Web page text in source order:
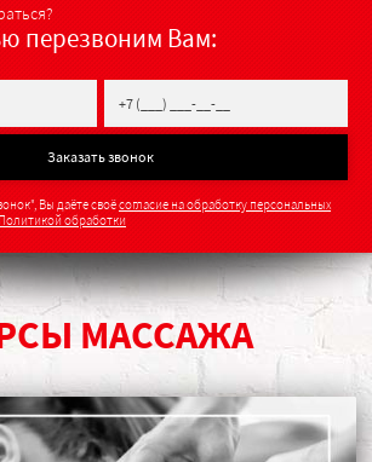
перезвоним Вам:
Заказать звонок
Вы даёте своёсогласие на обработку персональных
Политикой обработки
МАССАЖА